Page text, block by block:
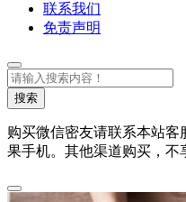
联系我们
免责声明
搜
索搜索
购买微信密友请联系本站
果手机。其他渠道购买，不